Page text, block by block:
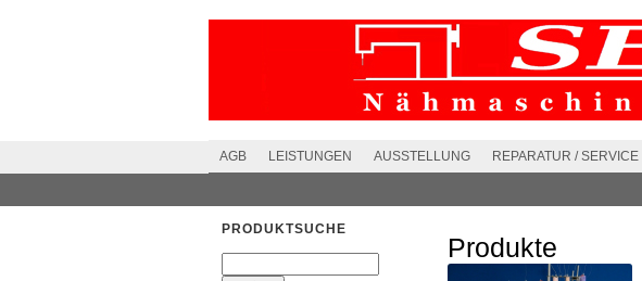
AGB LEISTUNGEN AUSSTELLUNG REPARATUR / SERVICE
PRODUKTSUCHE
Produkte